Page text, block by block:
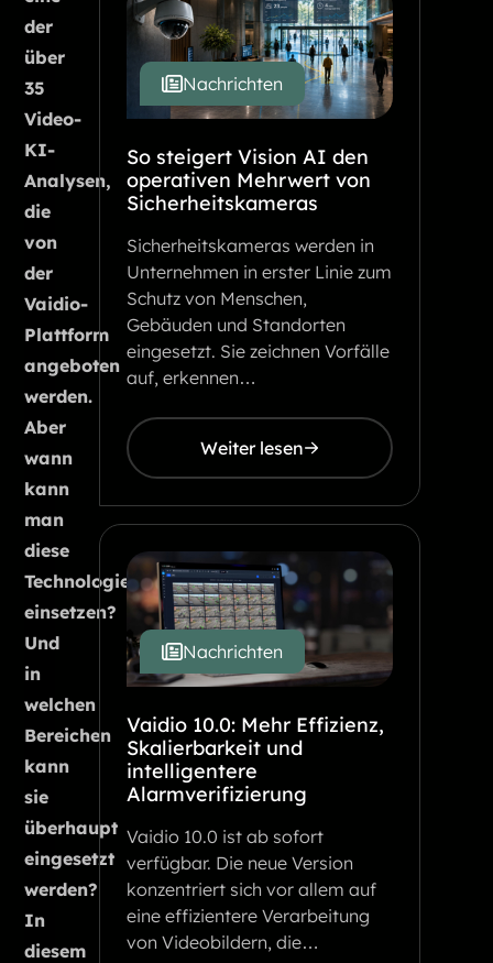
der
über
35
Video-
KI-
Analysen,
die
von
der
Vaidio-
Plattform
angeboten
werden.
Aber
wann
kann
man
diese
Technologie
einsetzen?
Und
in
welchen
Bereichen
kann
sie
überhaupt
eingesetzt
werden?
In
diesem
So steigert Vision AI den
operativen Mehrwert von
Sicherheitskameras
Sicherheitskameras werden in
Unternehmen in erster Linie zum
Schutz von Menschen,
Gebäuden und Standorten
eingesetzt. Sie zeichnen Vorfälle
auf, erkennen…
Weiter lesen
Nachrichten
Vaidio 10.0: Mehr Effizienz,
Skalierbarkeit und
intelligentere
Alarmverifizierung
Vaidio 10.0 ist ab sofort
verfügbar. Die neue Version
konzentriert sich vor allem auf
eine effizientere Verarbeitung
von Videobildern, die…
Nachrichten